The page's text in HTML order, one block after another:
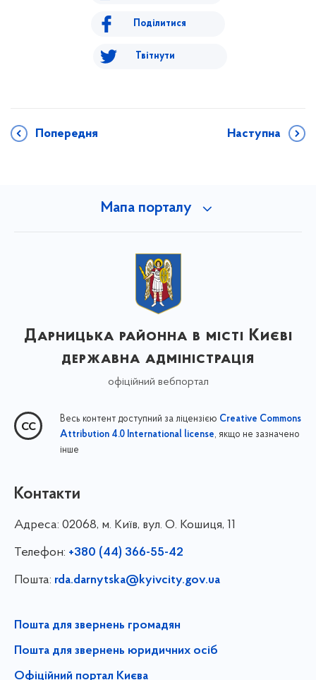
Поділитися
Твітнути
Попередня Наступна
Мапа порталу
Дарницька районна в місті Києві
державна адміністрація
офіційний вебпортал
Весь контент доступний за ліцензією Creative Commons
Attribution 4.0 International license, якщо не зазначено
інше
Контакти
Адреса: 02068, м. Київ, вул. О. Кошиця, 11
Телефон: +380 (44) 366-55-42
Пошта: rda.darnytska@kyivcity.gov.ua
Пошта для звернень громадян
Пошта для звернень юридичних осіб
Офіційний портал Києва